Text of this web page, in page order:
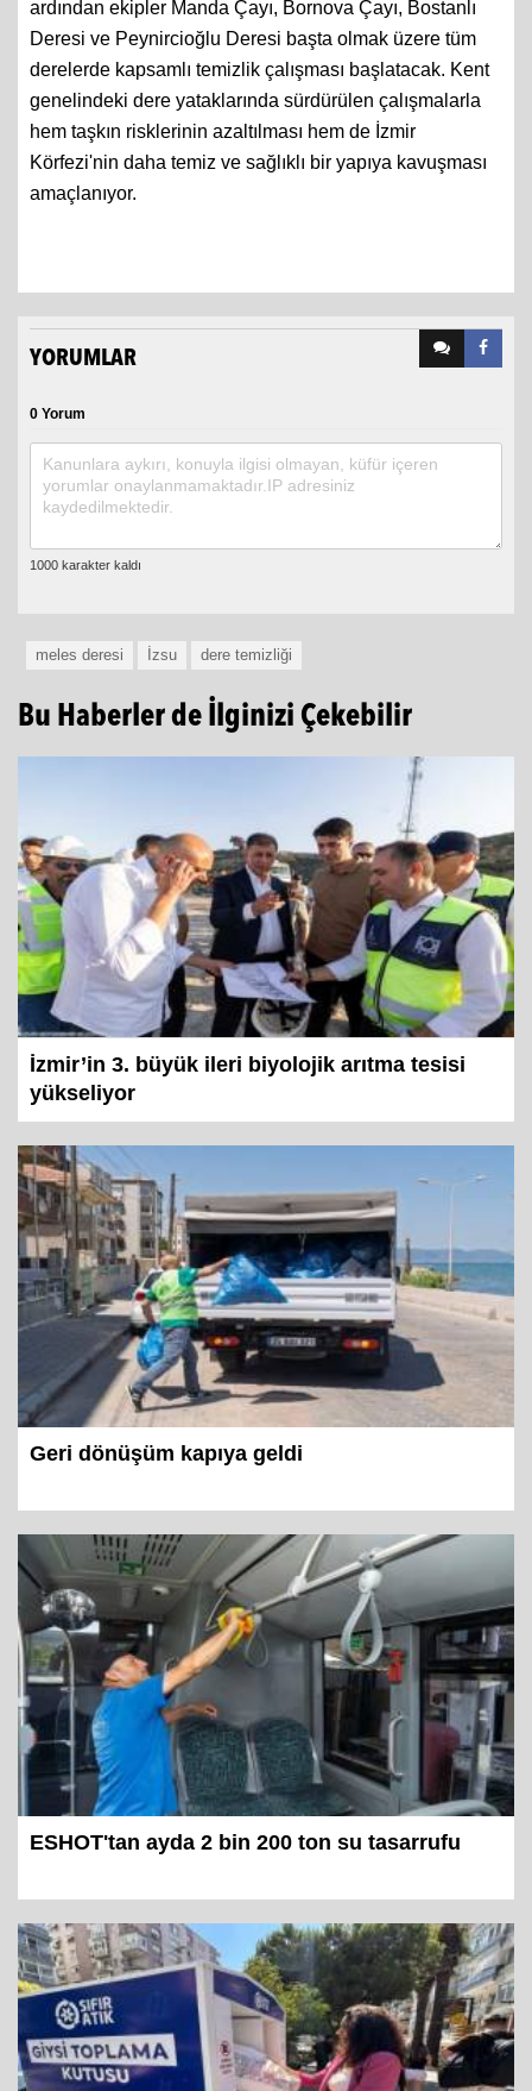
ardından ekipler Manda Çayı, Bornova Çayı, Bostanlı
Deresi ve Peynircioğlu Deresi başta olmak üzere tüm
derelerde kapsamlı temizlik çalışması başlatacak. Kent
genelindeki dere yataklarında sürdürülen çalışmalarla
hem taşkın risklerinin azaltılması hem de İzmir
Körfezi'nin daha temiz ve sağlıklı bir yapıya kavuşması
amaçlanıyor.
YORUMLAR
0 Yorum
meles deresi İzsu dere temizliği
Bu Haberler de İlginizi Çekebilir
İzmir’in 3. büyük ileri biyolojik arıtma tesisi
yükseliyor
Geri dönüşüm kapıya geldi
ESHOT'tan ayda 2 bin 200 ton su tasarrufu